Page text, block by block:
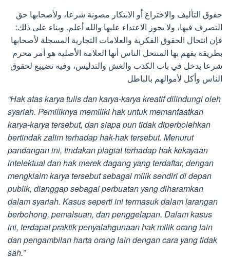
حقوق التأليف والاختراع أو الابتكار مصونة شرعا، ولأصحابها حق
التصرف فيها، ولا يجوز الاعتداء عليها والله أعلم. وبناء على ذلك:
فإن انتحال الحقوق الفكرية والعلامات التجارية المسجلة لأصحابها
بطريقة يفهم بها المنتحل الناس أنها العلامة الأصلية هو أمر محرم
شرعا يدخل في باب الكذب والغش والتدليس، وفيه تضييع لحقوق
الناس وأكل لأموالهم بالباطل
“Hak atas karya tulis dan karya-karya kreatif dilindungi oleh
syariah. Pemiliknya memiliki hak untuk memanfaatkan
karya-karya tersebut, dan siapa pun tidak diperbolehkan
bertindak zalim terhadap hak-hak tersebut. Menurut
pandangan ini, tindakan plagiat terhadap hak kekayaan
intelektual dan hak merek dagang yang terdaftar, dengan
mengklaim karya tersebut sebagai milik sendiri di depan
publik, dianggap sebagai perbuatan yang diharamkan
dalam syariah. Kasus seperti ini termasuk dalam larangan
berbohong, pemalsuan, dan penggelapan. Dalam kasus
ini, terdapat praktik penyalahgunaan hak milik orang lain
dan pengambilan harta orang lain dengan cara yang tidak
sah.”